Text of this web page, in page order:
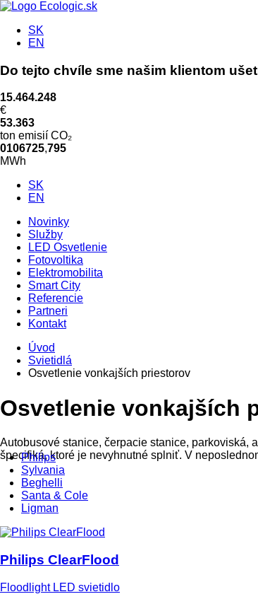
SK
EN
Do tejto chvíle sme našim klientom
15.464.248
€
53.363
ton emisií CO₂
0106725,795
MWh
SK
EN
Novinky
Služby
LED Osvetlenie
Fotovoltika
Elektromobilita
Smart City
Referencie
Partneri
Kontakt
Úvod
Svietidlá
Osvetlenie vonkajších priestorov
Osvetlenie vonkajších
Autobusové stanice, čerpacie stanice, parkoviská,
špecifiká, ktoré je nevyhnutné splniť. V
Philips
Sylvania
Beghelli
Santa & Cole
Ligman
Philips ClearFlood
Floodlight LED svietidlo